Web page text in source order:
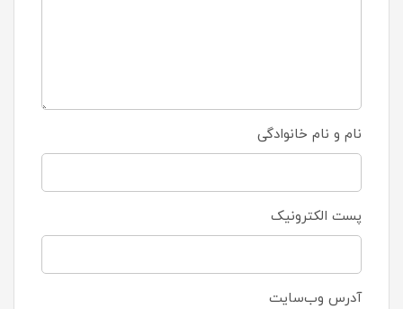
نام و نام خانوادگی
پست الکترونیک
آدرس وب‌سایت